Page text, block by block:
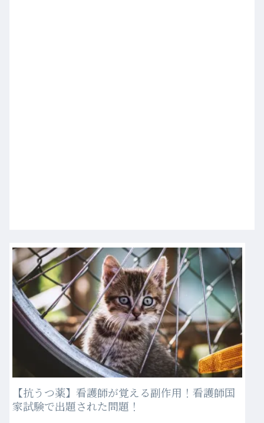
【抗うつ薬】看護師が覚える副作用！看護師国
家試験で出題された問題！